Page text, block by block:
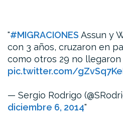
#MIGRACIONES Assun y
con 3 años, cruzaron en
como otros 29 no llegaron
pic.twitter.com/
— Sergio Rodrigo
diciembre 6, 2014